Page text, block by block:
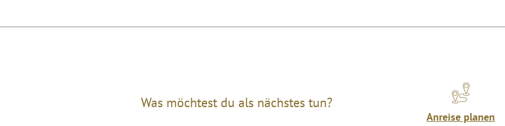
Was möchtest du als nächstes tun?
Anreise planen